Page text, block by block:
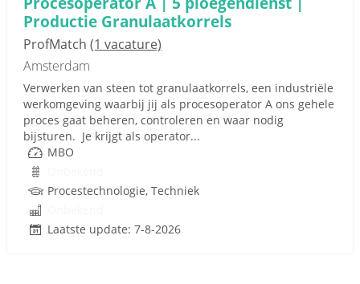
Productie Granulaatkorrels
ProfMatch (1 vacature)
Amsterdam
Verwerken van steen tot granulaatkorrels, een industriële
werkomgeving waarbij jij als procesoperator A ons gehele
proces gaat beheren, controleren en waar nodig
bijsturen. Je krijgt als operator...
MBO
Procestechnologie, Techniek
Laatste update: 7-8-2026